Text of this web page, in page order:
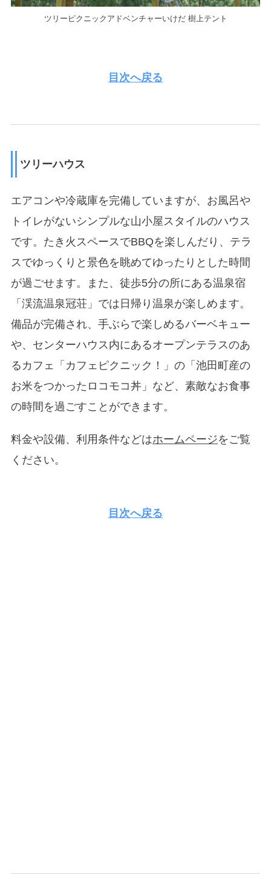
ツリーピクニックアドベンチャーいけだ 樹上テント
目次へ戻る
ツリーハウス
エアコンや冷蔵庫を完備していますが、お風呂や
トイレがないシンプルな山小屋スタイルのハウス
です。たき火スペースでBBQを楽しんだり、テラ
スでゆっくりと景色を眺めてゆったりとした時間
が過ごせます。また、徒歩5分の所にある温泉宿
「渓流温泉冠荘」では日帰り温泉が楽しめます。
備品が完備され、手ぶらで楽しめるバーベキュー
や、センターハウス内にあるオープンテラスのあ
るカフェ「カフェピクニック！」の「池田町産の
お米をつかったロコモコ丼」など、素敵なお食事
の時間を過ごすことができます。
料金や設備、利用条件などはホームページをご覧
ください。
目次へ戻る